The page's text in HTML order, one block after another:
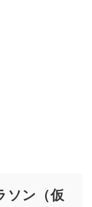
ソン（仮